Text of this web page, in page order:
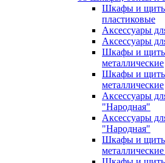
Шкафы и щиты
пластиковые
Аксессуары
Аксессуары
Шкафы и щиты
металлические
Шкафы и щиты
металлические
Аксессуары
"Народная"
Аксессуары
"Народная"
Шкафы и щиты